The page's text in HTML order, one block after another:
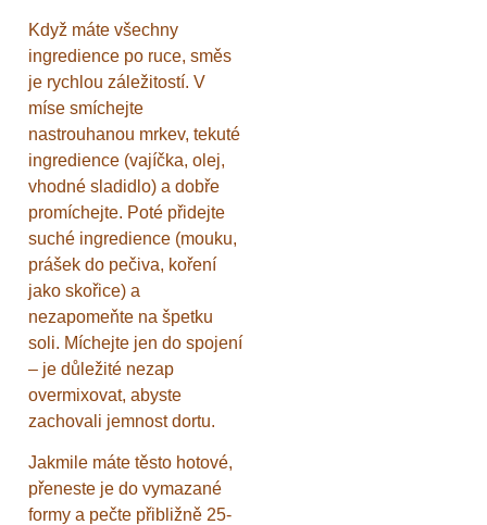
Když máte všechny
ingredience po ruce, směs
je rychlou záležitostí. V
míse smíchejte
nastrouhanou mrkev, tekuté
ingredience (vajíčka, olej,
vhodné sladidlo) a dobře
promíchejte. Poté přidejte
suché ingredience (mouku,
prášek do pečiva, koření
jako skořice) a
nezapomeňte na špetku
soli. Míchejte jen do spojení
– je důležité nezap
overmixovat, abyste
zachovali jemnost dortu.
Jakmile máte těsto hotové,
přeneste je do vymazané
formy a pečte přibližně 25-